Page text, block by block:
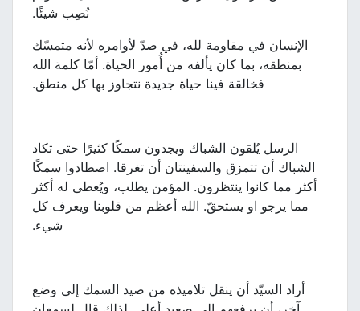
نُصِب شيئًا.
الإنسان في مقاومة لله، في صدّ لأوامره لأنه متمسّك
بمنطقه، بما كان يألفه من أُمور الحياة. أمّا كلمة الله
فخالقة فينا حياة جديدة نتجاوز بها كل منطق.
الرسل يُلقون الشباك ويجدون سمكًا كثيرًا حتى تكاد
الشباك أن تتمزق والسفينتان أن تغرقا. اصطادوا سمكًا
أكثر مما كانوا ينتظرون. المؤمن يطلب، ويُعطى له أكثر
مما يرجو او يستحقّ. الله أعظم من قلوبنا ويعرف كل
شيء.
أراد السيّد أن ينقل تلاميذه من صيد السمك إلى وضع